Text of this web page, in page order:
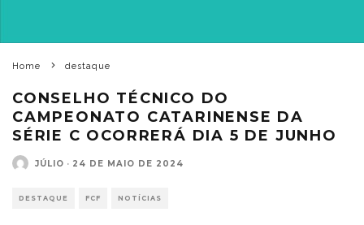
Home destaque
CONSELHO TÉCNICO DO
CAMPEONATO CATARINENSE DA
SÉRIE C OCORRERÁ DIA 5 DE JUNHO
JÚLIO · 24 DE MAIO DE 2024
DESTAQUE FCF NOTÍCIAS